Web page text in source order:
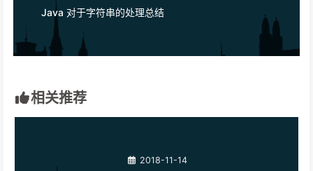
Java 对于字符串的处理总结
相关推荐
2018-11-14